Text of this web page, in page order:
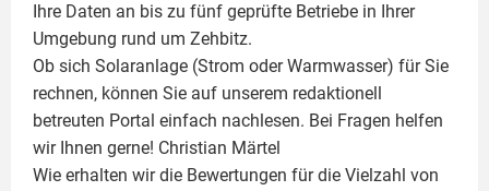
Ihre Daten an bis zu fünf geprüfte Betriebe in Ihrer
Umgebung rund um Zehbitz.
Ob sich Solaranlage (Strom oder Warmwasser) für Sie
rechnen, können Sie auf unserem redaktionell
betreuten Portal einfach nachlesen. Bei Fragen helfen
wir Ihnen gerne! Christian Märtel
Wie erhalten wir die Bewertungen für die Vielzahl von